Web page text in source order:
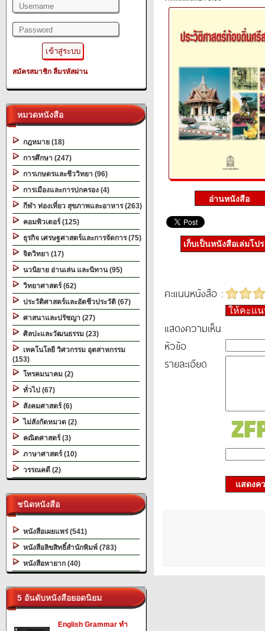
สมัครสมาชิก ลืมรหัสผ่าน
หมวดหนังสือ
กฎหมาย (18)
การศึกษา (247)
การเกษตรและชีววิทยา (96)
การเมืองและการปกครอง (4)
กีฬา ท่องเที่ยว สุขภาพและอาหาร (263)
คอมพิวเตอร์ (125)
ธุรกิจ เศรษฐศาสตร์และการจัดการ (75)
จิตวิทยา (17)
นวนิยาย อ่านเล่น และนิทาน (95)
วิทยาศาสตร์ (62)
ประวัติศาสตร์และอัตชีวประวัติ (67)
ศาสนาและปรัชญา (27)
ศิลปะและวัฒนธรรม (23)
เทคโนโลยี วิศวกรรม อุตสาหกรรม
(153)
โทรคมนาคม (2)
ทั่วไป (67)
สังคมศาสตร์ (6)
ไม่สังกัดหมวด (2)
คณิตศาสตร์ (3)
ภาษาศาสตร์ (10)
วรรณคดี (2)
ชนิดหนังสือ
หนังสือเผยแพร่ (541)
หนังสือลิขสิทธิ์สำนักพิมพ์ (783)
หนังสือหายาก (40)
5 อันดับหนังสือยอดนิยม
English Grammar ทำ
เก็บเป็นหนังสือเล่มโป
คะแนนหนังสือ :
ให้คะแ
แสดงความเห็น
หัวข้อ
รายละเอียด
แสดงค